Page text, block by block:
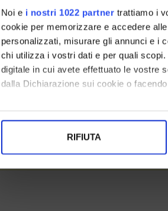
Noi e i nostri 1022 partner trattiamo i
cookie per memorizzare e accedere
personalizzati, misurare gli annunci e i
chi utilizza i vostri dati e per quali
digitale in cui avete effettuato le vostre
dalla Dichiarazione sui cookie o
Con il tuo consenso, vorremmo anche:
Identificare il tuo dispositivo,
digitali).
Approfondisci come vengono elaborati
modificare o ritirare il tuo consenso in
RIFIUTA